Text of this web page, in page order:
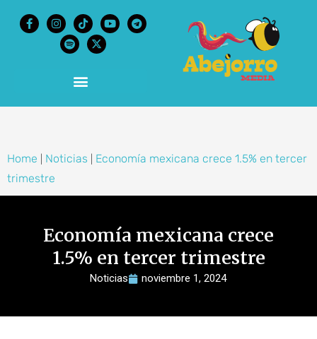
Home Noticias
Economía mexicana crece 1.5% en tercer
trimestre
Economía mexicana crece
1.5% en tercer trimestre
Noticias noviembre 1, 2024